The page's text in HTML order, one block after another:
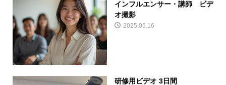
インフルエンサー・講師 ビデ
オ撮影
2025.05.16
研修用ビデオ 3日間